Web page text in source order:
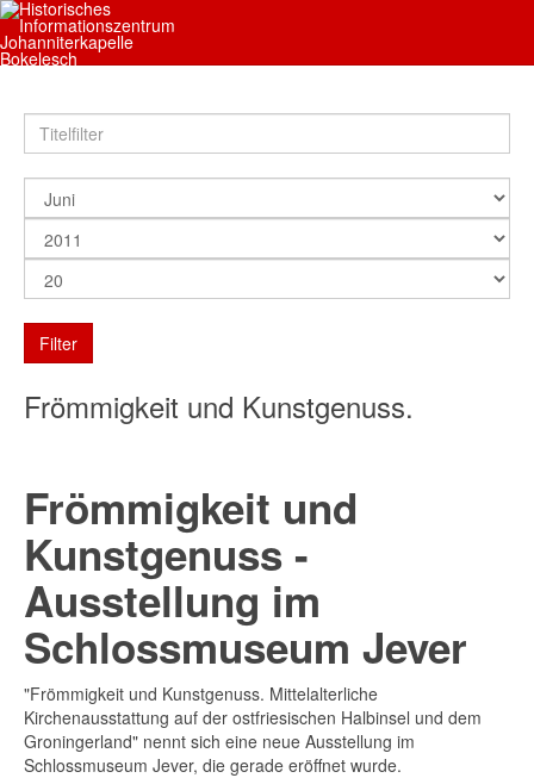
Filter
Frömmigkeit und Kunstgenuss.
Frömmigkeit und
Kunstgenuss -
Ausstellung im
Schlossmuseum Jever
"Frömmigkeit und Kunstgenuss. Mittelalterliche
Kirchenausstattung auf der ostfriesischen Halbinsel und dem
Groningerland" nennt sich eine neue Ausstellung im
Schlossmuseum Jever, die gerade eröffnet wurde.